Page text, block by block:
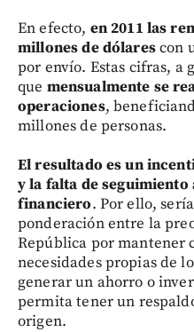
En efecto, en 2011 las
millones de dólarescon
por envío. Estas cifras, a
que mensualmente se
operaciones,
millones de personas.
El resultado es un
y la falta de seguimiento
financiero. Por ello,
ponderación entre la
República por mantener
necesidades propias de
generar un ahorro o
permita tener un
origen.